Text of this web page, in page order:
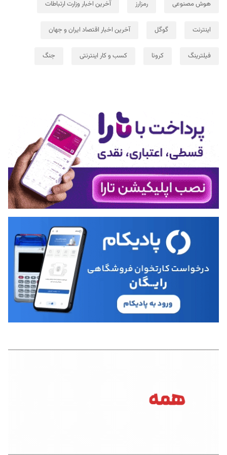
هوش مصنوعی رمزارز آخرین اخبار وزارت ارتباطات
اینترنت گوگل آخرین اخبار اقتصاد ایران و جهان
فیلترینگ کرونا کسب و کار اینترنتی جنگ